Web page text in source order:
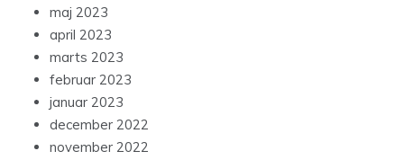
maj 2023
april 2023
marts 2023
februar 2023
januar 2023
december 2022
november 2022